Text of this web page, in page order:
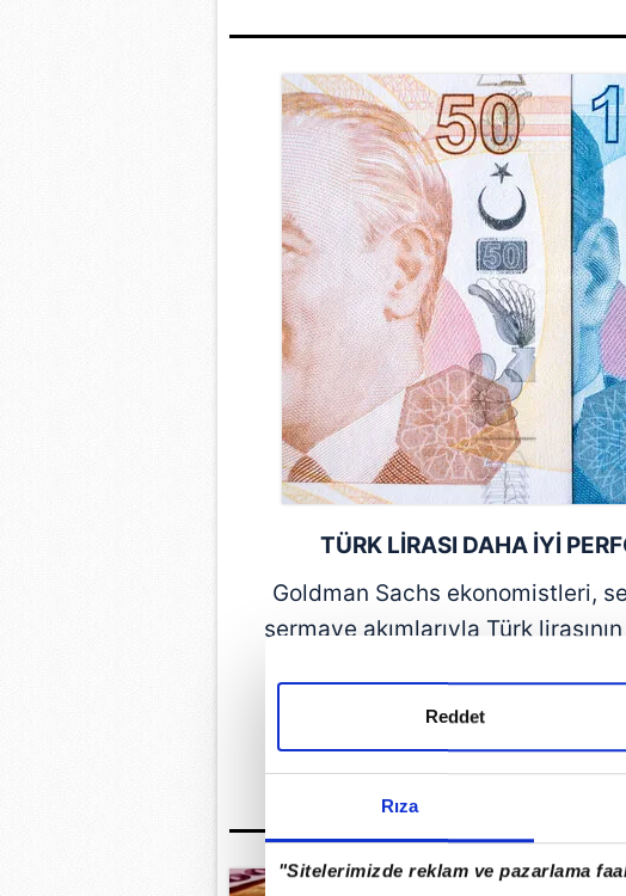
Rıza
"Sitelerimizde reklam ve pazarlama
Reddet
TÜRK LİRASI DAHA İYİ
Goldman Sachs ekonomistleri,
sermaye akımlarıyla Türk
GÜNÜN EN ÖNEMLİ